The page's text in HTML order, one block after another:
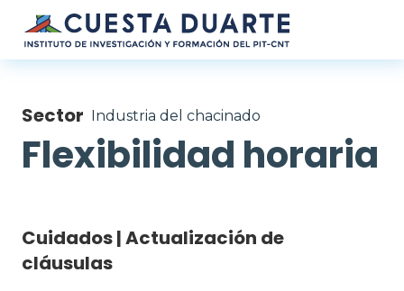
Pasar al contenido principal
Sector Industria del chacinado
Flexibilidad horaria
Cuidados | Actualización de
cláusulas